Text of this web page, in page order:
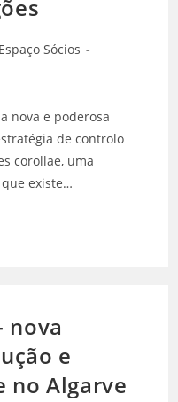
Espaço Sócios
nova e poderosa
de controlo
corollae, uma
existe…
nova
e
no Algarve